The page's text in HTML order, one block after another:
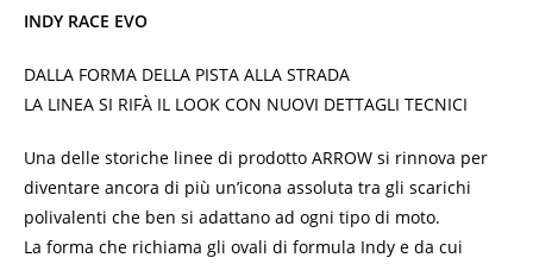
INDY RACE EVO
DALLA FORMA DELLA PISTA ALLA STRADA
LA LINEA SI RIFÀ IL LOOK CON NUOVI DETTAGLI TECNICI
Una delle storiche linee di prodotto ARROW si rinnova per
diventare ancora di più un’icona assoluta tra gli scarichi
polivalenti che ben si adattano ad ogni tipo di moto.
La forma che richiama gli ovali di formula Indy e da cui